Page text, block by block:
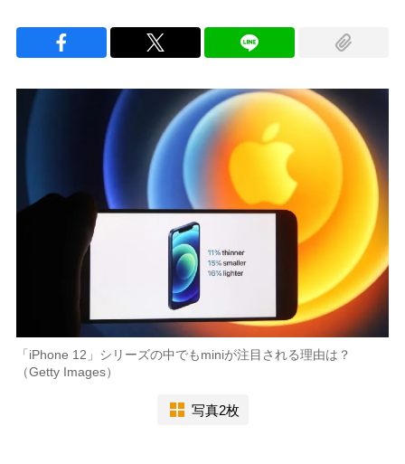
「iPhone 12」シリーズの中でもminiが注目される理由は？
（Getty Images）
写真2枚